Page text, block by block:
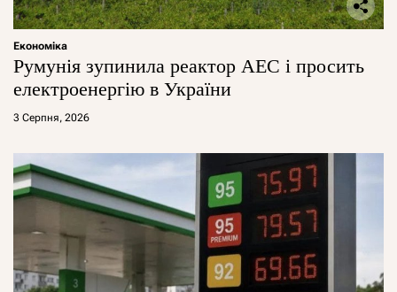
Економіка
Румунія зупинила реактор АЕС і просить
електроенергію в України
3 Серпня, 2026